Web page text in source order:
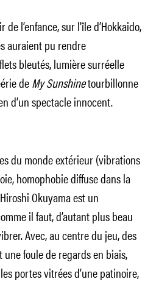
l’enfance, sur l’île d’Hokkaido,
auraient pu rendre
bleutés, lumière surréelle
deMy Sunshinetourbillonne
d’un spectacle innocent.
du monde extérieur (vibrations
homophobie diffuse dans la
Okuyama est un
il faut, d’autant plus beau
Avec, au centre du jeu, des
une foule de regards en biais,
portes vitrées d’une patinoire,